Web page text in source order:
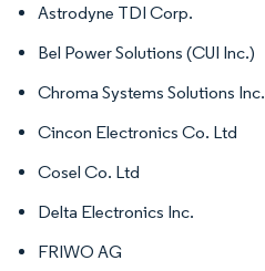
Astrodyne TDI Corp.
Bel Power Solutions (CUI Inc.)
Chroma Systems Solutions Inc.
Cincon Electronics Co. Ltd
Cosel Co. Ltd
Delta Electronics Inc.
FRIWO AG